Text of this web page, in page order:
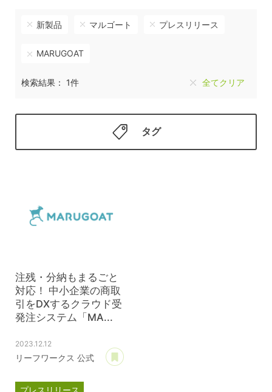
新製品 マルゴート プレスリリース
MARUGOAT
検索結果： 1件 全てクリア
タグ
注残・分納もまるごと
対応！ 中小企業の商取
引をDXするクラウド受
発注システム「MA...
2023.12.12
リーフワークス 公式
プレスリリース